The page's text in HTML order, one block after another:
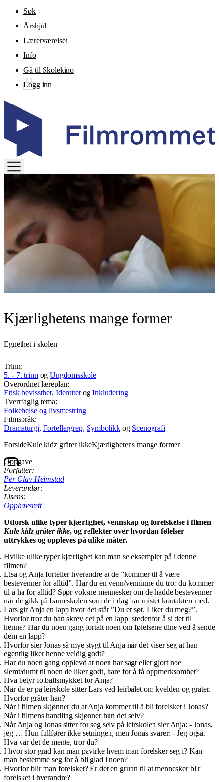
Gå til hovedinnhold
Søk
Årshjul
Lærerværelset
Info
Gå til Skolekino
Logg inn
TOGGLE
Kjærlighetens mange former
Egnethet i skolen
Trinn:
5. - 7. trinn og Ungdomsskole
Overordnet læreplan:
Etisk bevissthet, Identitet og Inkludering
Tverrfaglig tema:
Folkehelse og livsmestring
Filmspråk:
Dramaturgi, Fortellergrep, Symbolikk og Scenografi
ForsideKule kidz gråter ikkeKjærlighetens mange former
Oppgave
Forfatter:
Per Olav Heimstad
Leverandør:
Lisens:
Opphavsrett
Utforsk ulike typer kjærlighet, vennskap og forelskelse i filmen
Kule kidz gråter ikke, og reflekter over hvordan følelser
uttrykkes og oppleves på ulike måter.
Hvilke ulike typer kjærlighet kan man se eksempler på i denne
filmen?
Lisa og Anja forteller hverandre at de ”kommer til å være
bestevenner for alltid”. Har du en venn/venninne du tror du kommer
til å ha for alltid? Spør voksne mennesker om de hadde bestevenner
når de gikk på barneskolen som de i dag har mistet kontakten med.
Lars gir Anja en lapp hvor det står ”Du er søt. Liker du meg?”.
Hvorfor tror du han skrev det på en lapp istedenfor å si det til
henne? Har du noen gang fortalt noen om følelsene dine ved å sende
dem en lapp?
Hvorfor sier Jonas så mye stygt til Anja når det viser seg at han
egentlig liker henne veldig godt?
Har du noen gang opplevd at noen har sagt eller gjort noe
slemt/dumt til noen de liker godt, bare for å få oppmerksomhet?
Hva betyr fotballsmykket for Anja?
Når de er på leirskole sitter Lars ved leirbålet om kvelden og gråter.
Hvorfor gråter han?
Når i filmen skjønner du at Anja kommer til å bli forelsket i Jonas?
Når i filmens handling skjønner hun det selv?
Når Anja og Jonas sitter for seg selv på leirskolen sier Anja: - Jonas,
jeg … Hun fullfører ikke setningen, men Jonas svarer: - Jeg også.
Hva var det de mente, tror du?
I hvor stor grad kan man påvirke hvem man forelsker seg i? Kan
man bestemme seg for å bli glad i noen?
Hvorfor blir man forelsket? Er det en grunn til at mennesker blir
forelsket i hverandre?